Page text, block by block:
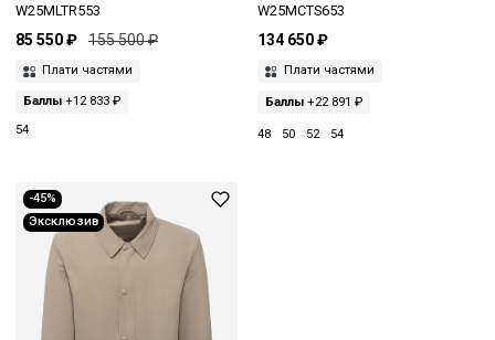
W25MLTR553
85 550 ₽ 155 500 ₽
Плати частями
Баллы +12 833 ₽
54
W25MCTS653
134 650 ₽
Плати частями
Баллы+22 891 ₽
48 50 52 54
-45%
Эксклюзив